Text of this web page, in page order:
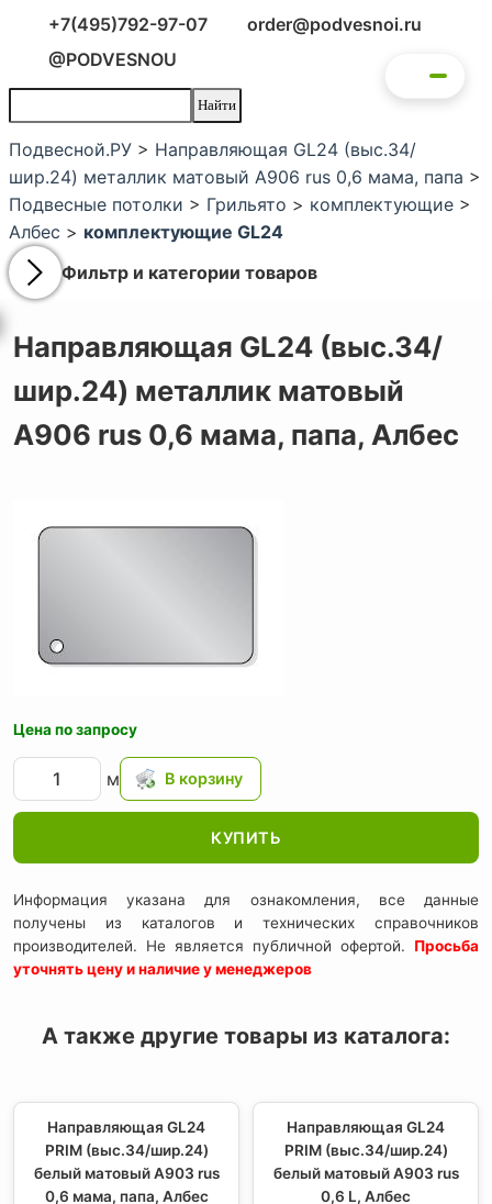
+7(495)792-97-07
order@podvesnoi.ru
@PODVESNOU
Подвесной.РУ > Направляющая GL24 (выс.34/
шир.24) металлик матовый А906 rus 0,6 мама, папа >
Подвесные потолки > Грильято > комплектующие >
Албес > комплектующие GL24
Фильтр и категории товаров
Направляющая GL24 (выс.34/
шир.24) металлик матовый
А906 rus 0,6 мама, папа, Албес
Цена по запросу
м
КУПИТЬ
Информация указана для ознакомления, все данные
получены из каталогов и технических справочников
производителей. Не является публичной офертой. Просьба
уточнять цену и наличие у менеджеров
А также другие товары из каталога:
Направляющая GL24
PRIM (выс.34/шир.24)
белый матовый А903 rus
0,6 мама, папа, Албес
Направляющая GL24
PRIM (выс.34/шир.24)
белый матовый А903 rus
0,6 L, Албес